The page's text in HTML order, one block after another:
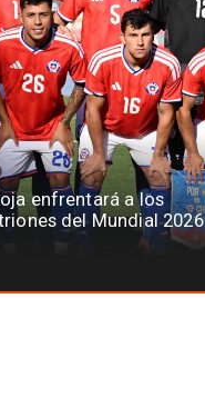
enfrentará a los
del Mundial 2026